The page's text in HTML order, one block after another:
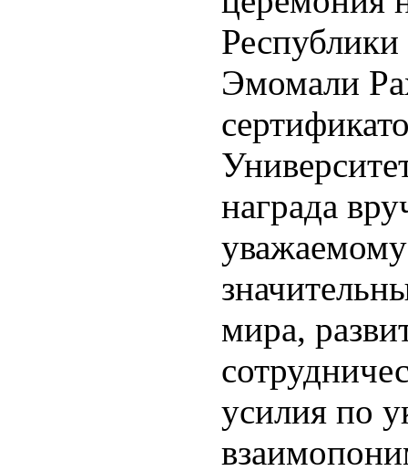
Эмомали
награда
мира,
усилия по